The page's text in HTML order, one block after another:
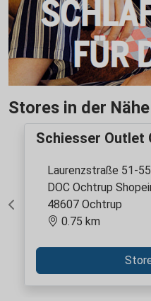
Stores in der Nähe
Previous
Schiesser Outlet
Laurenzstraße 51-55
DOC Ochtrup
48607 Ochtrup
0.75 km